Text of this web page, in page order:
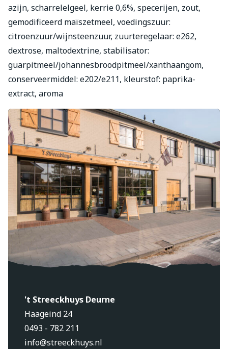
azijn, scharrelelgeel, kerrie 0,6%, specerijen, zout,
gemodificeerd maïszetmeel, voedingszuur:
citroenzuur/wijnsteenzuur, zuurteregelaar: e262,
dextrose, maltodextrine, stabilisator:
guarpitmeel/johannesbroodpitmeel/xanthaangom,
conserveermiddel: e202/e211, kleurstof: paprika-
extract, aroma
't Streeckhuys Deurne
Haageind 24
0493 - 782 211
info@streeckhuys.nl